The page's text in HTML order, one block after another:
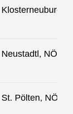
Klosterneuburg,
Neustadtl, NÖ
St. Pölten, NÖ